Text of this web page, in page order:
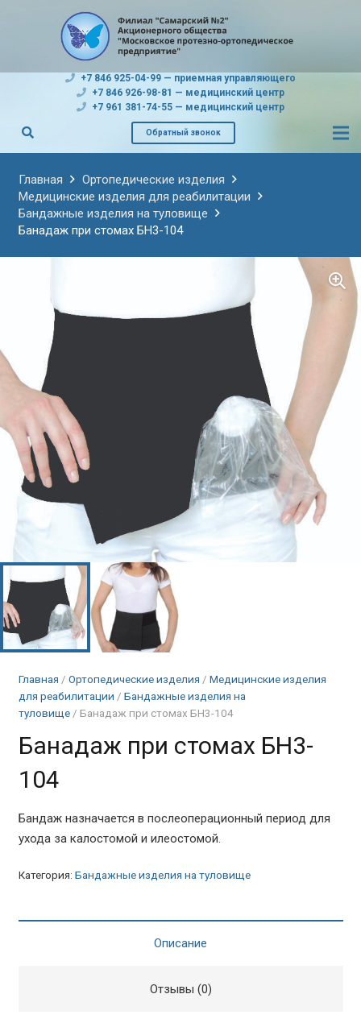
+7 846 925-04-99 — приемная управляющего
+7 846 926-98-81 — медицинский центр
+7 961 381-74-55 — медицинский центр
Обратный звонок
Главная
Ортопедические изделия
Медицинские изделия для реабилитации
Бандажные изделия на туловище
Банадаж при стомах БН3-104
Главная / Ортопедические изделия / Медицинские изделия
для реабилитации / Бандажные изделия на
туловище/ Банадаж при стомах БН3-104
Банадаж при стомах БН3-
104
Бандаж назначается в послеоперационный период для
ухода за калостомой и илеостомой.
Категория: Бандажные изделия на туловище
Описание
Отзывы (0)